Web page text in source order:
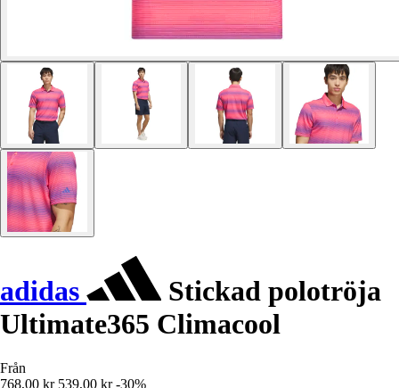
adidas
Stickad polotröja
Ultimate365 Climacool
Från
768,00 kr 539,00 kr -30%